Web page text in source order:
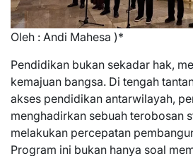
Oleh : Andi Mahesa )*
Pendidikan bukan sekadar hak,
kemajuan bangsa. Di tengah
akses pendidikan antarwilayah,
menghadirkan sebuah terobosan
melakukan percepatan
Program ini bukan hanya soal